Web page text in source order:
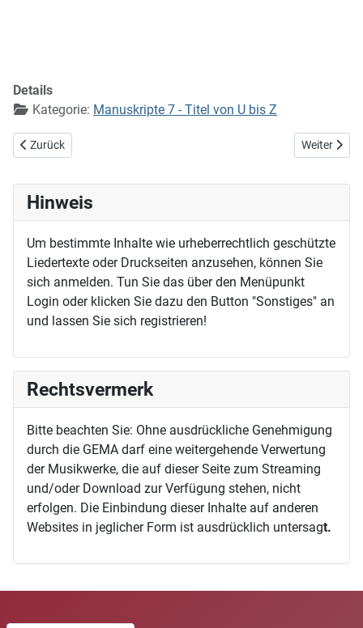
Details
Kategorie: Manuskripte 7 - Titel von U bis Z
Vorheriger Beitrag: Wir sind die wohlbekannten, lustigen Bremer
Zurück Nächster
Weiter
Hinweis
Um bestimmte Inhalte wie urheberrechtlich geschützte
Liedertexte oder Druckseiten anzusehen, können Sie
sich anmelden. Tun Sie das über den Menüpunkt
Login oder klicken Sie dazu den Button "Sonstiges" an
und lassen Sie sich registrieren!
Rechtsvermerk
Bitte beachten Sie: Ohne ausdrückliche Genehmigung
durch die GEMA darf eine weitergehende Verwertung
der Musikwerke, die auf dieser Seite zum Streaming
und/oder Download zur Verfügung stehen, nicht
erfolgen. Die Einbindung dieser Inhalte auf anderen
Websites in jeglicher Form ist ausdrücklich untersagt.